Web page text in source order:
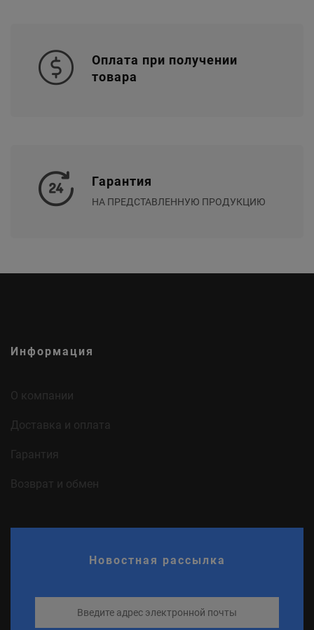
Оплата при получении
товара
Гарантия
НА ПРЕДСТАВЛЕННУЮ ПРОДУКЦИЮ
Информация
О компании
Доставка и оплата
Гарантия
Возврат и обмен
Новостная рассылка